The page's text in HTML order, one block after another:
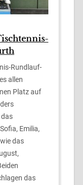
Rundlauf-
allen
Platz auf
Emilia,
das
das